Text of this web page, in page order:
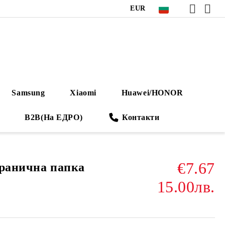
EUR
Samsung Xiaomi Huawei/HONOR
B2B(На ЕДРО) Контакти
папка
€7.67
15.00лв.